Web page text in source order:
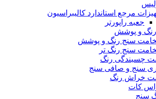
مرجع استاندارد کالیبراسیون
جعبه راپورتر
و پوشش
سنج رنگ و پوشش
سنج رنگ تر
چسبندگی رنگ
سنج و صافی سنج
خراش رنگ
کات
سنج